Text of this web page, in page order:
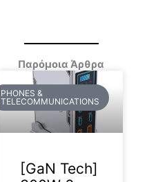
Παρόμοια Άρθρα
PHONES &
TELECOMMUNICATIONS
[GaN Tech]